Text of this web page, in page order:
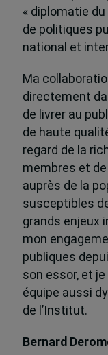
« diplomatie
de politiques
national et
Ma
directement
de livrer au
de haute
regard de la
membres et
auprès de la
susceptibles
grands enjeux
mon
publiques
son essor, et
équipe aussi
de l’Institut.
Bernard